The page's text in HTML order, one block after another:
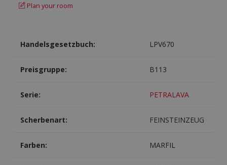
Plan your room
Handelsgesetzbuch: LPV670
Preisgruppe: B113
Serie: PETRALAVA
Scherbenart: FEINSTEINZEUG
Farben: MARFIL